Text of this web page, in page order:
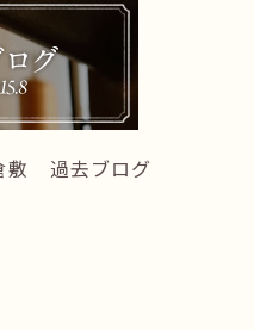
敷 過去ブログ